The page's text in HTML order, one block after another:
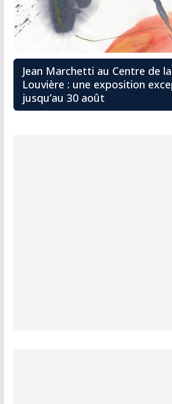
Jean Marchetti au Centre de
Louvière : une exposition
jusqu’au 30 août